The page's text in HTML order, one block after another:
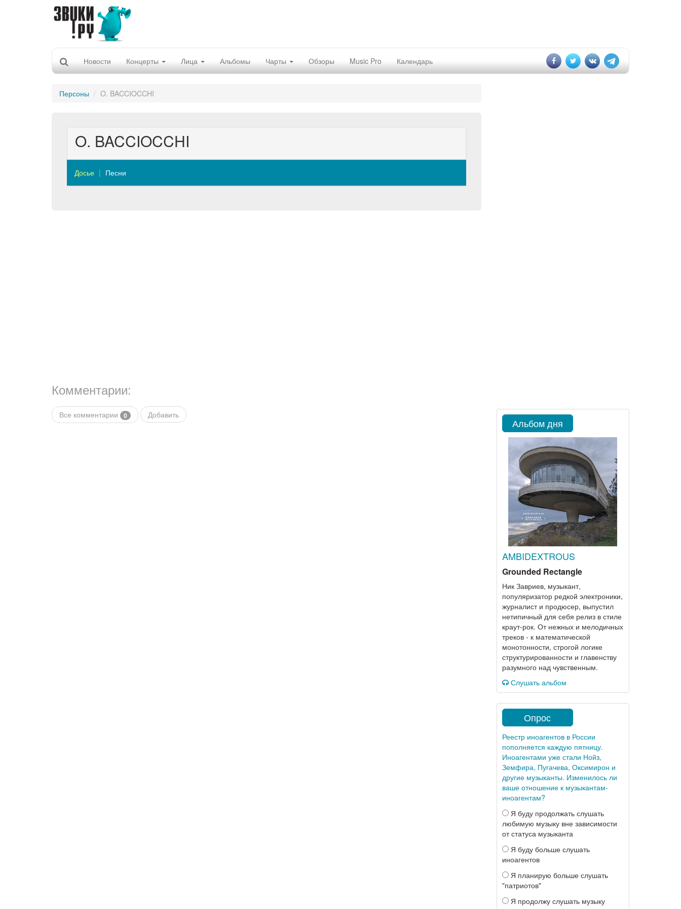
Новости Концерты Лица Альбомы Чарты Обзоры Music Pro Календарь
Персоны O. BACCIOCCHI
O. BACCIOCCHI
Досье Песни
Комментарии:
Все комментарии 0 Добавить
Альбом дня
AMBIDEXTROUS
Grounded Rectangle
Ник Завриев, музыкант,
популяризатор редкой электроники,
журналист и продюсер, выпустил
нетипичный для себя релиз в стиле
краут-рок. От нежных и мелодичных
треков - к математической
монотонности, строгой логике
структурированности и главенству
разумного над чувственным.
Слушать альбом
Опрос
Реестр иноагентов в России
пополняется каждую пятницу.
Иноагентами уже стали Нойз,
Земфира, Пугачева, Оксимирон и
другие музыканты. Изменилось ли
ваше отношение к музыкантам-
иноагентам?
Я буду продолжать слушать
любимую музыку вне зависимости
от статуса музыканта
Я буду больше слушать
иноагентов
Я планирую больше слушать
"патриотов"
Я продолжу слушать музыку